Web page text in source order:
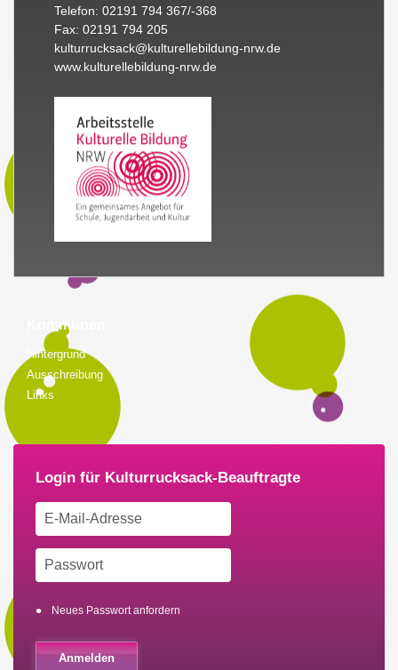
Telefon: 02191 794 367/-368
Fax: 02191 794 205
kulturrucksack@kulturellebildung-nrw.de
www.kulturellebildung-nrw.de
Kommunen
Hintergrund
Ausschreibung
Links
Neues Passwort anfordern